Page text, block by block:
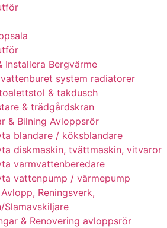
Installera Bergvärme
system radiatorer
& takdusch
& trädgårdskran
& Bilning Avloppsrör
blandare / köksblandare
diskmaskin, tvättmaskin, vitvaror
varmvattenberedare
vattenpump / värmepump
Reningsverk,
Slamavskiljare
& Renovering avloppsrör